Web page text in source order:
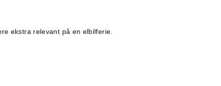
ekstra relevant på en elbilferie.